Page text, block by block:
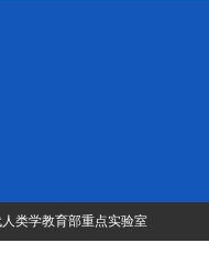
类学教育部重点实验室